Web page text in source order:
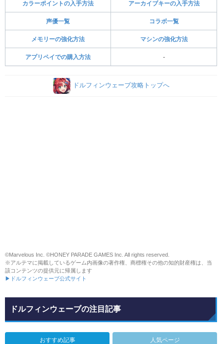
カラーポイントの入手方法 アーカイブキーの入手方法
声優一覧 コラボ一覧
メモリーの強化方法 マシンの強化方法
アプリペイでの購入方法 -
ドルフィンウェーブ攻略トップへ
©Marvelous Inc. ©HONEY PARADE GAMES Inc. All rights reserved.
※アルテマに掲載しているゲーム内画像の著作権、商標権その他の知的財産権は、当
該コンテンツの提供元に帰属します
▶ドルフィンウェーブ公式サイト
ドルフィンウェーブの注目記事
おすすめ記事 人気ページ